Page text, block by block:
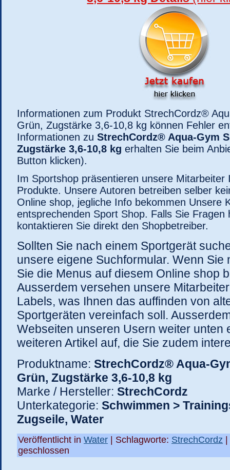
Informationen zum Produkt StrechCordz®
Grün, Zugstärke 3,6-10,8 kg können Fehler
Informationen zu StrechCordz® Aqua-Gym
Zugstärke 3,6-10,8 kg erhalten Sie beim
Button klicken).
Im Sportshop präsentieren unsere Mitarbeiter
Produkte. Unsere Autoren betreiben selber
Online shop, jegliche Info bekommen Unsere
entsprechenden Sport Shop. Falls Sie Fragen
kontaktieren Sie direkt den Shopbetreiber.
Sollten Sie nach einem Sportgerät
unsere eigene Suchformular. Wenn Sie
Sie die Menus auf diesem Online shop
Ausserdem versehen unsere
Labels, was Ihnen das auffinden von
Sportgeräten vereinfach soll.
Webseiten unseren Usern weiter unten
weiteren Artikel auf, die Sie zudem
Produktname: StrechCordz® Aqua-
Grün, Zugstärke 3,6-10,8 kg
Marke / Hersteller: StrechCordz
Unterkategorie: Schwimmen >
Zugseile, Water
Veröffentlicht in Water | Schlagworte: StrechCordz |
geschlossen